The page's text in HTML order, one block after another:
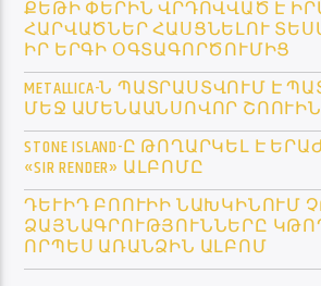
ՔԵԹԻ ՓԵՐԻՆ ՎՐԴՈՎՎԱԾ Է
ՀԱՐՎԱԾՆԵՐ ՀԱՍՑՆԵԼՈՒ
ԻՐ ԵՐԳԻ ՕԳՏԱԳՈՐԾՈՒՄԻՑ
METALLICA-Ն ՊԱՏՐԱՍՏՎՈՒՄ Է
ՄԵՋ ԱՄԵՆԱԱՆՍՈՎՈՐ ՇՈՈՒԻՆ
STONE ISLAND-Ը ԹՈՂԱՐԿԵԼ Է
«SIR RENDER» ԱԼԲՈՄԸ
ԴԵՒԻԴ ԲՈՈՒԻԻ ՆԱԽԿԻՆՈՒՄ
ԱՅՆԱԳՐՈՒԹՅՈՒՆՆԵՐԸ
ՐՊԵՍ ԱՌԱՆՁԻՆ ԱԼԲՈՄ